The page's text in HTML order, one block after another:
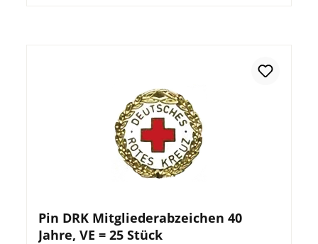
Pin DRK Mitgliederabzeichen 40
Jahre, VE = 25 Stück